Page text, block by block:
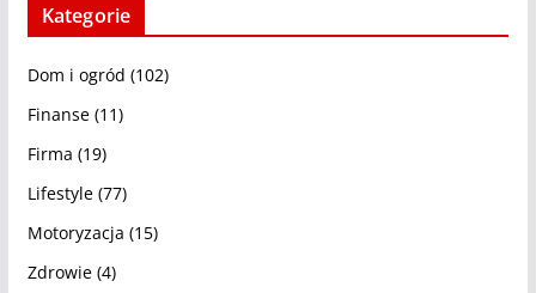
Kategorie
Dom i ogród (102)
Finanse(11)
Firma (19)
Lifestyle(77)
Motoryzacja (15)
Zdrowie(4)